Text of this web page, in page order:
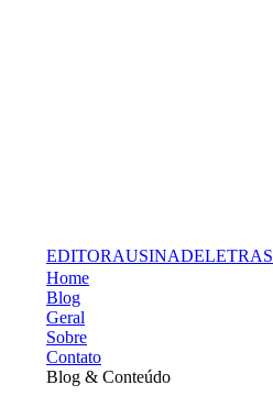
EDITORAUSINADELETRAS
Home
Blog
Geral
Sobre
Contato
Blog & Conteúdo